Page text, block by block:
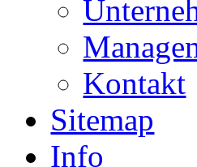
Kontakt
Sitemap
Info